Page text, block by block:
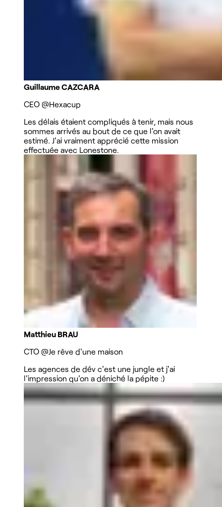
Guillaume CAZCARA
CEO @Hexacup
Les délais étaient compliqués à tenir, mais nous
sommes arrivés au bout de ce que l'on avait
estimé. J'ai vraiment apprécié cette mission
effectuée avec Lonestone.
Matthieu BRAU
CTO @Je rêve d'une maison
Les agences de dév c'est une jungle et j'ai
l'impression qu'on a déniché la pépite :)